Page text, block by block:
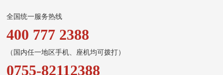
全国统一服务热线
400 777 2388
（国内任一地区手机、座机均可拨打）
0755-82112388